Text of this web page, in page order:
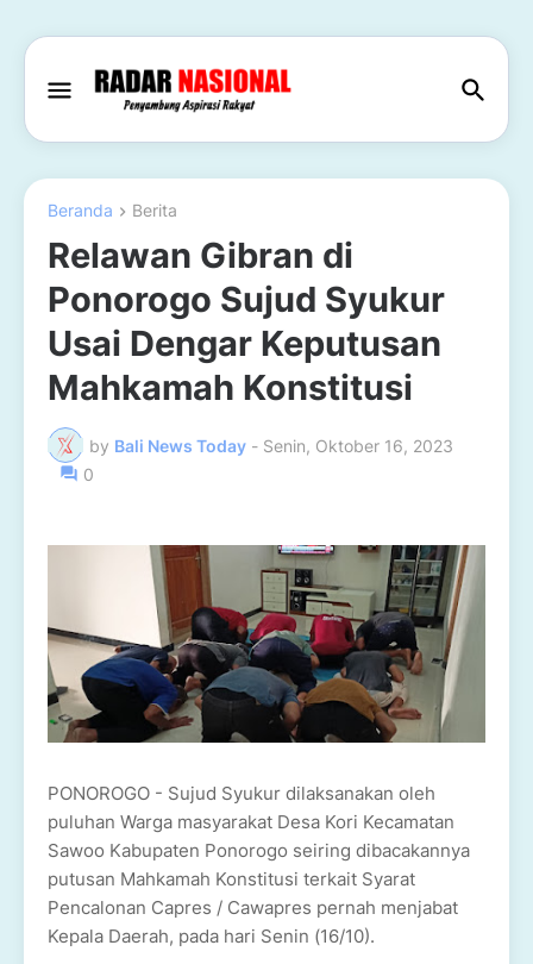
Beranda Berita
Relawan Gibran di
Ponorogo Sujud Syukur
Usai Dengar Keputusan
Mahkamah Konstitusi
by Bali News Today - Senin, Oktober 16, 2023
0
PONOROGO - Sujud Syukur dilaksanakan oleh
puluhan Warga masyarakat Desa Kori Kecamatan
Sawoo Kabupaten Ponorogo seiring dibacakannya
putusan Mahkamah Konstitusi terkait Syarat
Pencalonan Capres / Cawapres pernah menjabat
Kepala Daerah, pada hari Senin (16/10).